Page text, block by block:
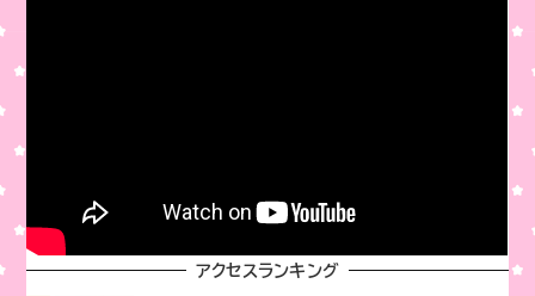
アクセスランキング